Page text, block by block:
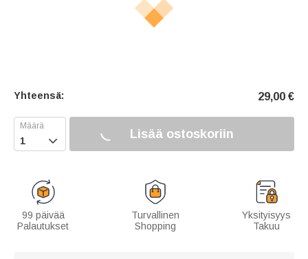
Yhteensä: 29,00 €
 Lisää ostoskoriin
99 päivää
Palautukset
Turvallinen
Shopping
Yksityisyys
Takuu